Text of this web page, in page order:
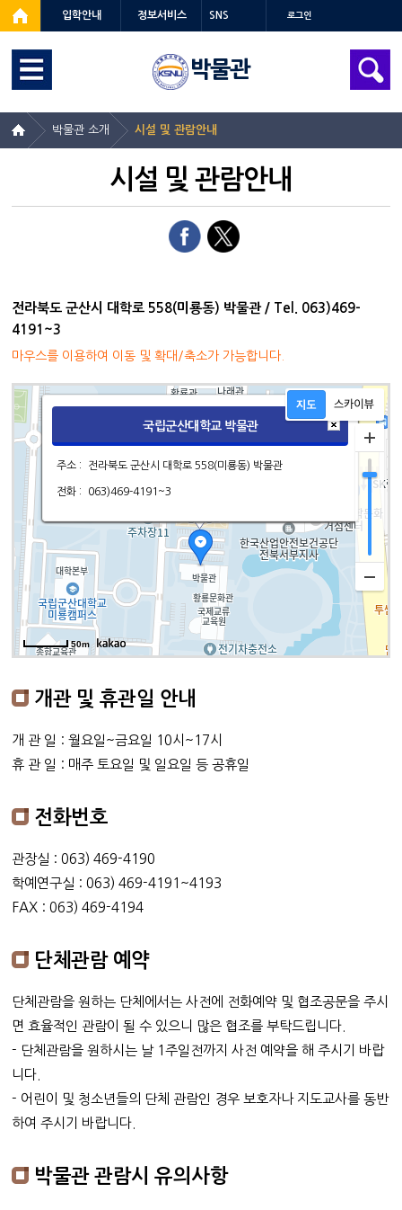
입학안내 정보서비스 SNS 로그인
박물관
박물관 소개 시설 및 관람안내
시설 및 관람안내
전라북도 군산시 대학로 558(미룡동) 박물관 / Tel. 063)469-
4191~3
마우스를 이용하여 이동 및 확대/축소가 가능합니다.
지도 넣어주세요
국립군산대학교 박물관
주소 : 전라북도 군산시 대학로 558(미룡동) 박물관
전화 : 063)469-4191~3
50m
개관 및 휴관일 안내
개 관 일 : 월요일~금요일 10시~17시
휴 관 일 : 매주 토요일 및 일요일 등 공휴일
전화번호
관장실 : 063) 469-4190
학예연구실 : 063) 469-4191~4193
FAX : 063) 469-4194
단체관람 예약
단체관람을 원하는 단체에서는 사전에 전화예약 및 협조공문을 주시
면 효율적인 관람이 될 수 있으니 많은 협조를 부탁드립니다.
- 단체관람을 원하시는 날 1주일전까지 사전 예약을 해 주시기 바랍
니다.
- 어린이 및 청소년들의 단체 관람인 경우 보호자나 지도교사를 동반
하여 주시기 바랍니다.
박물관 관람시 유의사항